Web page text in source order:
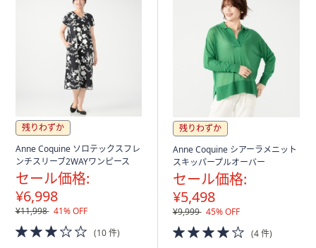
残りわずか
Anne Coquine ソロテックスフレ
ンチスリーブ2WAYワンピース
セール価格:
¥6,998
¥11,998 41% OFF
3.0
of
(10 件)
残りわずか
Anne Coquine シアーラメニット
スキッパープルオーバー
セール価格:
¥5,498
¥9,999 45% OFF
4.0
of
(4 件)